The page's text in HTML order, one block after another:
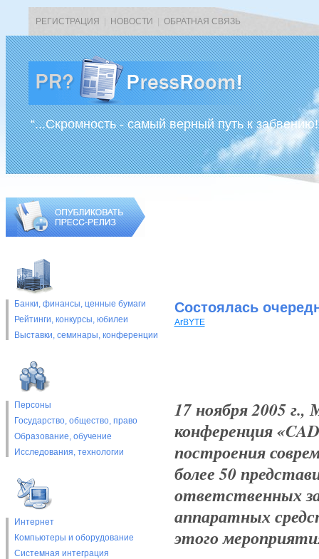
РЕГИСТРАЦИЯ НОВОСТИ ОБРАТНАЯ СВЯЗЬ
“...Скромность - самый верный путь к
Банки, финансы, ценные бумаги
Рейтинги, конкурсы, юбилеи
Выставки, cеминары, конференции
Персоны
Государство, общество, право
Образование, обучение
Исследования, технологии
Интернет
Компьютеры и оборудование
Системная интеграция
Состоялась
ArBYTE
17 ноября 2005 г.,
конференция
построения
более 50
ответственных
аппаратных
этого